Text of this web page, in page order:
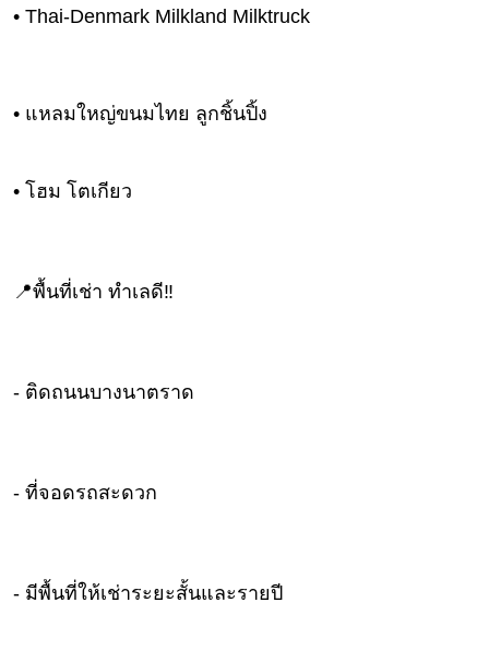
• Thai-Denmark Milkland Milktruck
• แหลมใหญ่ขนมไทย ลูกชิ้นปิ้ง
• โฮม โตเกียว
📍พื้นที่เช่า ทำเลดี‼️
- ติดถนนบางนาตราด
- ที่จอดรถสะดวก
- มีพื้นที่ให้เช่าระยะสั้นและรายปี